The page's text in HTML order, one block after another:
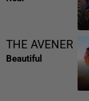
THE AVENER
Beautiful